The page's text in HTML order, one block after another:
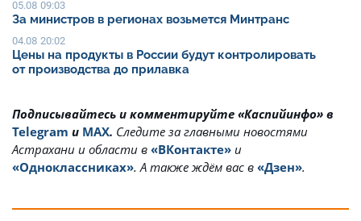
05.08 09:03
За министров в регионах возьмется Минтранс
04.08 20:02
Цены на продукты в России будут контролировать
от производства до прилавка
Подписывайтесь и комментируйте «Каспийинфо» в
Telegram и MAX. Cледите за главными новостями
Астрахани и области в «ВКонтакте» и
«Одноклассниках». А также ждём вас в «Дзен».